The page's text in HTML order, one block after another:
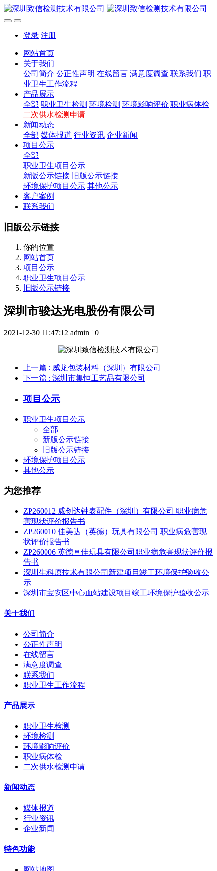
登录 注册
网站首页
关于我们
公司简介 公正性声明 在线留言 满意度调查 联系我们 职
业卫生工作流程
产品展示
全部 职业卫生检测 环境检测 环境影响评价 职业病体检
二次供水检测申请
新闻动态
全部 媒体报道 行业资讯 企业新闻
项目公示
全部
职业卫生项目公示
新版公示链接
旧版公示链接
环境保护项目公示 其他公示
客户案例
联系我们
旧版公示链接
你的位置
网站首页
项目公示
职业卫生项目公示
旧版公示链接
深圳市骏达光电股份有限公司
2021-12-30 11:47:12 admin 10
上一篇 : 威龙包装材料（深圳）有限公司
下一篇 : 深圳市集恒工艺品有限公司
项目公示
职业卫生项目公示
全部
新版公示链接
旧版公示链接
环境保护项目公示
其他公示
为您推荐
ZP260012 威创达钟表配件（深圳）有限公司 职业病危
害现状评价报告书
ZP260010 佳美达（英德）玩具有限公司 职业病危害现
状评价报告书
ZP260006 英德卓佳玩具有限公司职业病危害现状评价报
告书
深圳生科原技术有限公司新建项目竣工环境保护验收公
示
深圳市宝安区中心血站建设项目竣工环境保护验收公示
关于我们
公司简介
公正性声明
在线留言
满意度调查
联系我们
职业卫生工作流程
产品展示
职业卫生检测
环境检测
环境影响评价
职业病体检
二次供水检测申请
新闻动态
媒体报道
行业资讯
企业新闻
特色功能